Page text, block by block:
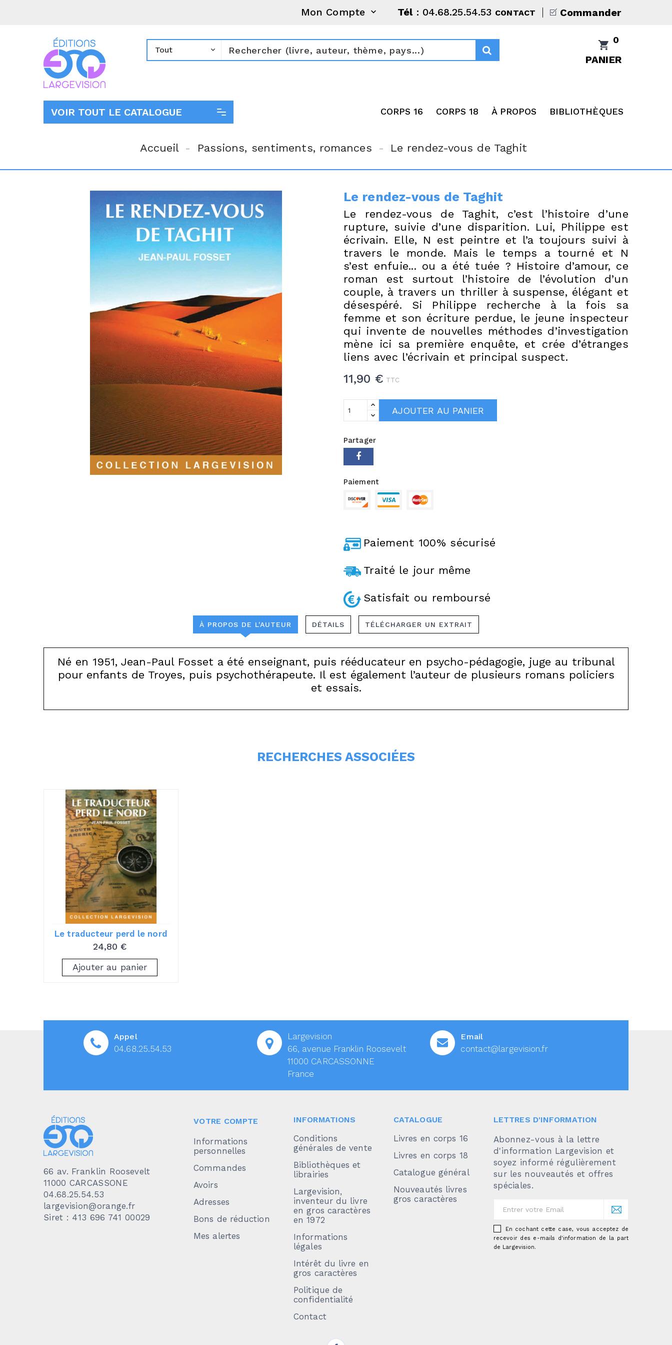
Mon Compte  Tél: 04.68.25.54.53 CONTACT Commander
0
PANIER
CORPS 16 CORPS 18 À PROPOS BIBLIOTHÈQUES
VOIR TOUT LE CATALOGUE
Accueil Passions, sentiments, romances Le rendez-vous de Taghit
Le rendez-vous de Taghit
Le rendez-vous de Taghit, c’est l’histoire d’une
rupture, suivie d’une disparition. Lui, Philippe est
écrivain. Elle, N est peintre et l’a toujours suivi à
travers le monde. Mais le temps a tourné et N
s’est enfuie... ou a été tuée ? Histoire d’amour, ce
roman est surtout l’histoire de l’évolution d’un
couple, à travers un thriller à suspense, élégant et
désespéré. Si Philippe recherche à la fois sa
femme et son écriture perdue, le jeune inspecteur
qui invente de nouvelles méthodes d’investigation
mène ici sa première enquête, et crée d’étranges
liens avec l’écrivain et principal suspect.
11,90 € TTC
AJOUTER AU PANIER
Partager
Paiement
Paiement 100% sécurisé
Traité le jour même
Satisfait ou remboursé
À PROPOS DE L'AUTEUR DÉTAILS TÉLÉCHARGER UN EXTRAIT
Né en 1951, Jean-Paul Fosset a été enseignant, puis rééducateur en psycho-pédagogie, juge au tribunal
pour enfants de Troyes, puis psychothérapeute. Il est également l’auteur de plusieurs romans policiers
et essais.
RECHERCHES ASSOCIÉES
Le traducteur perd le nord
24,80 €
Ajouter au panier
Appel
04.68.25.54.53
Largevision
66, avenue Franklin Roosevelt
11000 CARCASSONNE
France
Email
contact@largevision.fr
66 av. Franklin Roosevelt
11000 CARCASSONE
04.68.25.54.53
largevision@orange.fr
Siret : 413 696 741 00029
VOTRE COMPTE
Informations
personnelles
Commandes
Avoirs
Adresses
Bons de réduction
Mes alertes
INFORMATIONS
Conditions
générales de vente
Bibliothèques et
librairies
Largevision,
inventeur du livre
en gros caractères
en 1972
Informations
légales
Intérêt du livre en
gros caractères
Politique de
confidentialité
Contact
CATALOGUE
Livres en corps 16
Livres en corps 18
Catalogue général
Nouveautés livres
gros caractères
LETTRES D'INFORMATION
Abonnez-vous à la lettre
d'information Largevision et
soyez informé régulièrement
sur les nouveautés et offres
spéciales.
En cochant cette case, vous acceptez de
recevoir des e-mails d'information de la part
de Largevision.